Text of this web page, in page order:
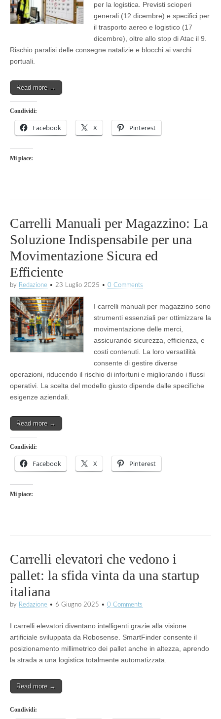
per la logistica. Previsti scioperi
generali (12 dicembre) e specifici per
il trasporto aereo e logistico (17
dicembre), oltre allo stop di Atac il 9.
Rischio paralisi delle consegne natalizie e blocchi ai varchi
portuali.
Read more →
Condividi:
Facebook X Pinterest
Mi piace:
Carrelli Manuali per Magazzino: La
Soluzione Indispensabile per una
Movimentazione Sicura ed
Efficiente
by Redazione • 23 Luglio 2025 • 0 Comments
I carrelli manuali per magazzino sono
strumenti essenziali per ottimizzare la
movimentazione delle merci,
assicurando sicurezza, efficienza, e
costi contenuti. La loro versatilità
consente di gestire diverse
operazioni, riducendo il rischio di infortuni e migliorando i flussi
operativi. La scelta del modello giusto dipende dalle specifiche
esigenze aziendali.
Read more →
Condividi:
Facebook X Pinterest
Mi piace:
Carrelli elevatori che vedono i
pallet: la sfida vinta da una startup
italiana
by Redazione • 6 Giugno 2025 • 0 Comments
I carrelli elevatori diventano intelligenti grazie alla visione
artificiale sviluppata da Robosense. SmartFinder consente il
posizionamento millimetrico dei pallet anche in altezza, aprendo
la strada a una logistica totalmente automatizzata.
Read more →
Condividi: